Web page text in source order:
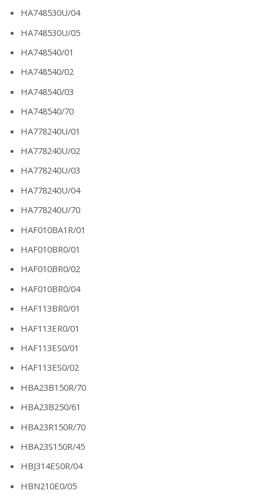
HA748530U/04
HA748530U/05
HA748540/01
HA748540/02
HA748540/03
HA748540/70
HA778240U/01
HA778240U/02
HA778240U/03
HA778240U/04
HA778240U/70
HAF010BA1R/01
HAF010BR0/01
HAF010BR0/02
HAF010BR0/04
HAF113BR0/01
HAF113ER0/01
HAF113ES0/01
HAF113ES0/02
HBA23B150R/70
HBA23B250/61
HBA23R150R/70
HBA23S150R/45
HBJ314ES0R/04
HBN210E0/05